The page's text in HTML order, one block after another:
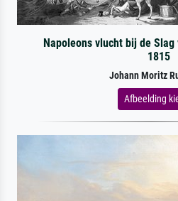
Napoleons vlucht bij de
1815
Johann Moritz
Afbeelding